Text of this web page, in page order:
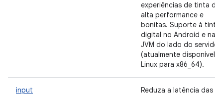
experiências de tinta de
alta performance e
bonitas. Suporte à tinta
digital no Android e na
JVM do lado do servidor
(atualmente disponível
Linux para x86_64).
input
Reduza a latência das